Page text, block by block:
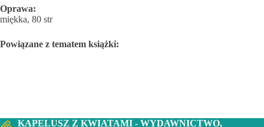
Oprawa:
miękka, 80 str
Powiązane z tematem książki:
KAPELUSZ Z KWIATAMI - WYDAWNICTWO,